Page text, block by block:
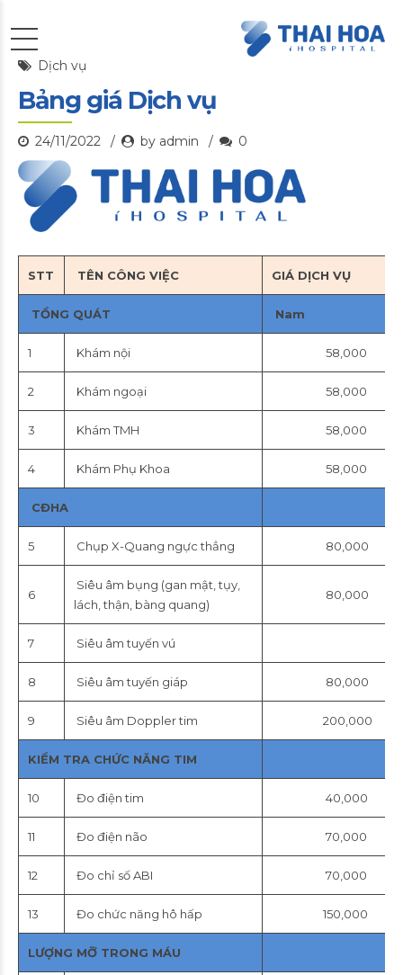
Dịch vụ
Bảng giá Dịch vụ
24/11/2022 by admin 0
STT TÊN CÔNG VIỆC GIÁ DỊCH VỤ
TỔNG QUÁT Nam
1 Khám nội 58,000
2 Khám ngoại 58,000
3 Khám TMH 58,000
4 Khám Phụ Khoa 58,000
CĐHA
5 Chụp X-Quang ngực thẳng 80,000
6
Siêu âm bụng (gan mật, tụy,
lách, thận, bàng quang)
80,000
7 Siêu âm tuyến vú
8 Siêu âm tuyến giáp 80,000
9 Siêu âm Doppler tim 200,000
KIỂM TRA CHỨC NĂNG TIM
10 Đo điện tim 40,000
11 Đo điện não 70,000
12 Đo chỉ số ABI 70,000
13 Đo chức năng hô hấp 150,000
LƯỢNG MỠ TRONG MÁU